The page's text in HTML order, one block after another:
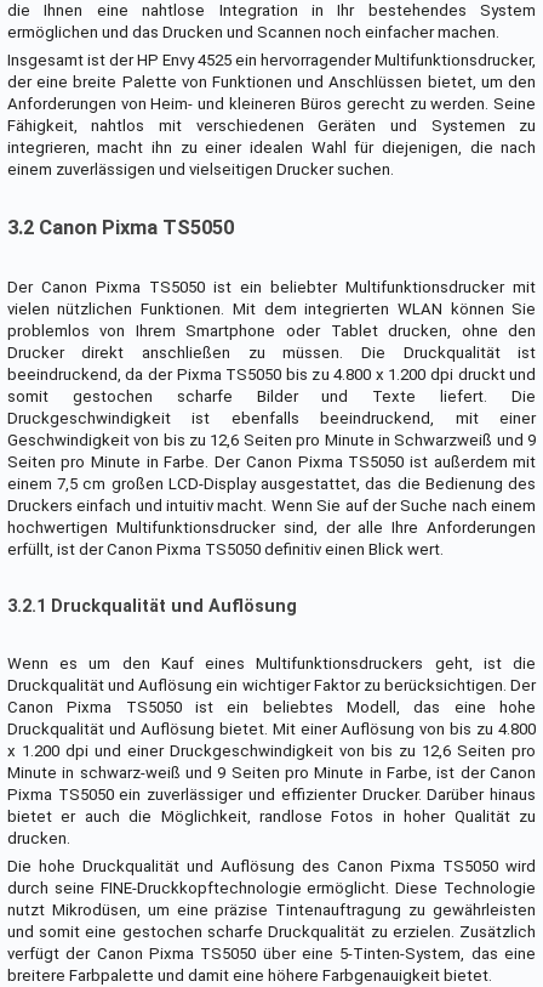
die Ihnen eine nahtlose Integration in Ihr bestehendes System
ermöglichen und das Drucken und Scannen noch einfacher machen.
Insgesamt ist der HP Envy 4525 ein hervorragender Multifunktionsdrucker,
der eine breite Palette von Funktionen und Anschlüssen bietet, um den
Anforderungen von Heim- und kleineren Büros gerecht zu werden. Seine
Fähigkeit, nahtlos mit verschiedenen Geräten und Systemen zu
integrieren, macht ihn zu einer idealen Wahl für diejenigen, die nach
einem zuverlässigen und vielseitigen Drucker suchen.
3.2 Canon Pixma TS5050
Der Canon Pixma TS5050 ist ein beliebter Multifunktionsdrucker mit
vielen nützlichen Funktionen. Mit dem integrierten WLAN können Sie
problemlos von Ihrem Smartphone oder Tablet drucken, ohne den
Drucker direkt anschließen zu müssen. Die Druckqualität ist
beeindruckend, da der Pixma TS5050 bis zu 4.800 x 1.200 dpi druckt und
somit gestochen scharfe Bilder und Texte liefert. Die
Druckgeschwindigkeit ist ebenfalls beeindruckend, mit einer
Geschwindigkeit von bis zu 12,6 Seiten pro Minute in Schwarzweiß und 9
Seiten pro Minute in Farbe. Der Canon Pixma TS5050 ist außerdem mit
einem 7,5 cm großen LCD-Display ausgestattet, das die Bedienung des
Druckers einfach und intuitiv macht. Wenn Sie auf der Suche nach einem
hochwertigen Multifunktionsdrucker sind, der alle Ihre Anforderungen
erfüllt, ist der Canon Pixma TS5050 definitiv einen Blick wert.
3.2.1 Druckqualität und Auflösung
Wenn es um den Kauf eines Multifunktionsdruckers geht, ist die
Druckqualität und Auflösung ein wichtiger Faktor zu berücksichtigen. Der
Canon Pixma TS5050 ist ein beliebtes Modell, das eine hohe
Druckqualität und Auflösung bietet. Mit einer Auflösung von bis zu 4.800
x 1.200 dpi und einer Druckgeschwindigkeit von bis zu 12,6 Seiten pro
Minute in schwarz-weiß und 9 Seiten pro Minute in Farbe, ist der Canon
Pixma TS5050 ein zuverlässiger und effizienter Drucker. Darüber hinaus
bietet er auch die Möglichkeit, randlose Fotos in hoher Qualität zu
drucken.
Die hohe Druckqualität und Auflösung des Canon Pixma TS5050 wird
durch seine FINE-Druckkopftechnologie ermöglicht. Diese Technologie
nutzt Mikrodüsen, um eine präzise Tintenauftragung zu gewährleisten
und somit eine gestochen scharfe Druckqualität zu erzielen. Zusätzlich
verfügt der Canon Pixma TS5050 über eine 5-Tinten-System, das eine
breitere Farbpalette und damit eine höhere Farbgenauigkeit bietet.